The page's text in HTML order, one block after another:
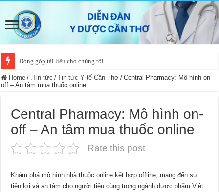
Đóng góp tài liệu cho chúng tôi
Home / .Tin tức / Tin tức Y tế Cần Thơ / Central Pharmacy: Mô hình on-
off – An tâm mua thuốc online
Central Pharmacy: Mô hình on-
off – An tâm mua thuốc online
Rate this post
Khám phá mô hình nhà thuốc online kết hợp offline, mang đến sự
tiện lợi và an tâm cho người tiêu dùng trong ngành dược phẩm Việt